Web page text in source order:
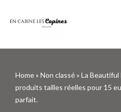
Home» Non classé» La Beautiful
produits tailles réelles pour 15
parfait.